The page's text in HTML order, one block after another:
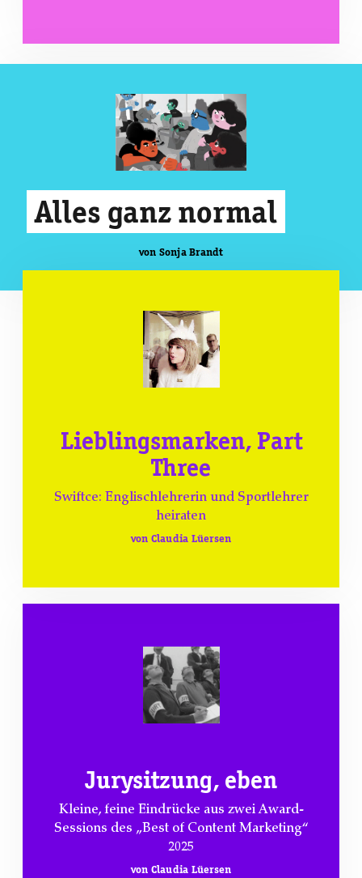
Alles ganz normal
von Sonja Brandt
Lieblingsmarken, Part
Three
Swiftce: Englischlehrerin und Sportlehrer
heiraten
von Claudia Lüersen
Jurysitzung, eben
Kleine, feine Eindrücke aus zwei Award-
Sessions des „Best of Content Marketing“
2025
von Claudia Lüersen